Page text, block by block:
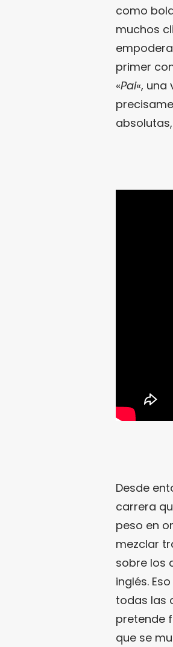
como
muchos
primer
«Pai«, una
Desde
carrera
peso en
mezclar
sobre los
inglés.
todas las
pretende
que se